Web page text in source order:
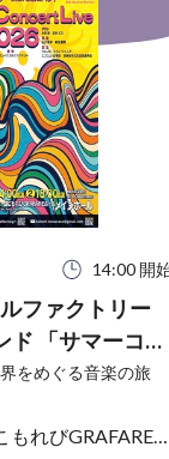
14:00 開
ファクトリー
「サマーコン
」
をめぐる音楽の旅
ル（保谷こもれびホール） メインホール